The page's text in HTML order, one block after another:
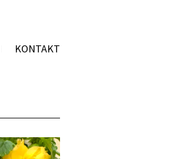
KONTAKT